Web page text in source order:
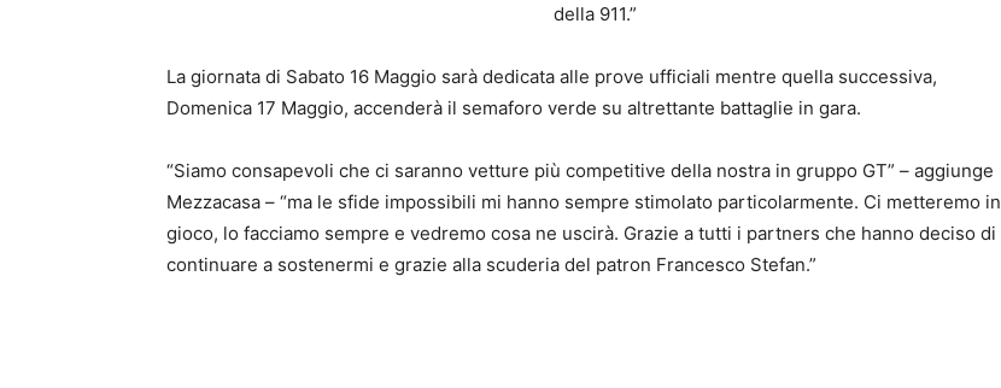
della 911.”
La giornata di Sabato 16 Maggio sarà dedicata alle prove ufficiali mentre quella successiva,
Domenica 17 Maggio, accenderà il semaforo verde su altrettante battaglie in gara.
“Siamo consapevoli che ci saranno vetture più competitive della nostra in gruppo GT” – aggiunge
Mezzacasa – “ma le sfide impossibili mi hanno sempre stimolato particolarmente. Ci metteremo in
gioco, lo facciamo sempre e vedremo cosa ne uscirà. Grazie a tutti i partners che hanno deciso di
continuare a sostenermi e grazie alla scuderia del patron Francesco Stefan.”